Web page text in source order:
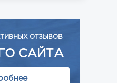
ОТЗЫВОВ
САЙТА